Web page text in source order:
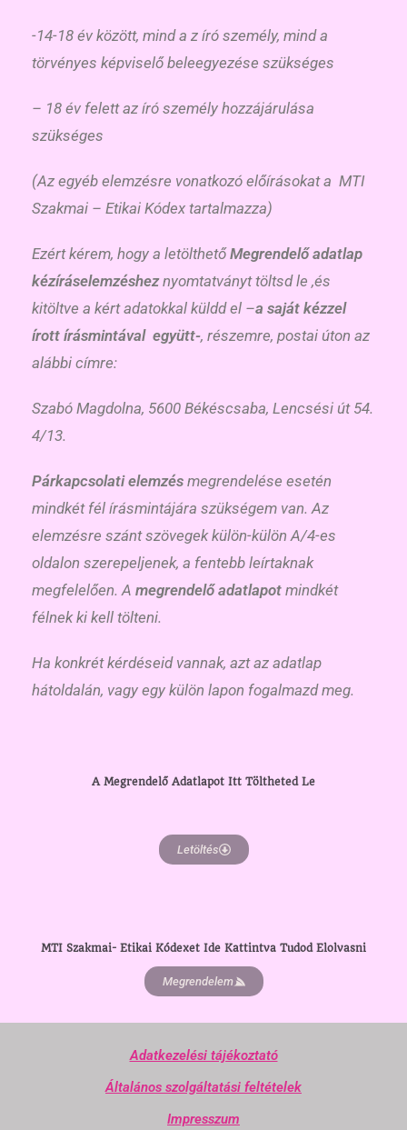
-14-18 év között, mind a z író személy, mind a
törvényes képviselő beleegyezése szükséges
– 18 év felett az író személy hozzájárulása
szükséges
(Az egyéb elemzésre vonatkozó előírásokat a MTI
Szakmai – Etikai Kódex tartalmazza)
Ezért kérem, hogy a letölthetőMegrendelő adatlap
kézíráselemzésheznyomtatványt töltsd le ,és
kitöltve a kért adatokkal küldd el –a saját kézzel
írott írásmintával együtt-, részemre, postai úton az
alábbi címre:
Szabó Magdolna, 5600 Békéscsaba, Lencsési út 54.
4/13.
Párkapcsolati elemzés megrendelése esetén
mindkét fél írásmintájára szükségem van. Az
elemzésre szánt szövegek külön-külön A/4-es
oldalon szerepeljenek, a fentebb leírtaknak
megfelelően. A megrendelő adatlapot mindkét
félnek ki kell tölteni.
Ha konkrét kérdéseid vannak, azt az adatlap
hátoldalán, vagy egy külön lapon fogalmazd meg.
A Megrendelő Adatlapot Itt Töltheted Le
Letöltés
MTI Szakmai- Etikai Kódexet Ide Kattintva Tudod Elolvasni
Megrendelem
Adatkezelési tájékoztató
Általános szolgáltatási feltételek
Impresszum